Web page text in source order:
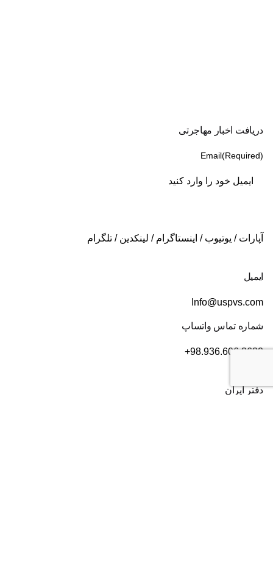
دریافت اخبار مهاجرتی
Email(Required)
آپارات / یوتیوب / اینستاگرام / لینکدین / تلگرام
ایمیل
Info@uspvs.com
شماره تماس واتساپ
+98.936.606.3632
دفتر ایران